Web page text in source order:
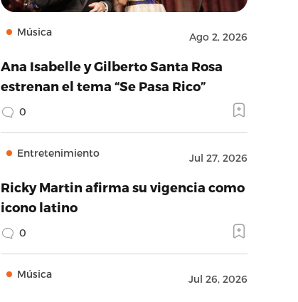
Música Ago 2, 2026
Ana Isabelle y Gilberto Santa Rosa
estrenan el tema “Se Pasa Rico”
0
Entretenimiento Jul 27, 2026
Ricky Martin afirma su vigencia como
icono latino
0
Música Jul 26, 2026